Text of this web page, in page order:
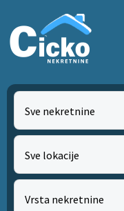
Sve nekretnine
Sve lokacije
Vrsta nekretnine